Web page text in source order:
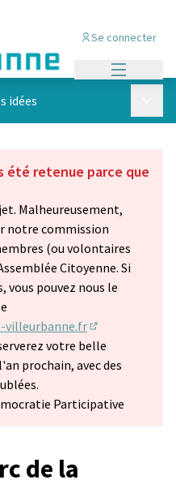
Se connecter
idées
été retenue parce que
Malheureusement,
notre commission
(ou volontaires
Citoyenne. Si
vous pouvez nous le
villeurbanne.fr
(S'ouvre dans
votre belle
prochain, avec des
Participative
de la